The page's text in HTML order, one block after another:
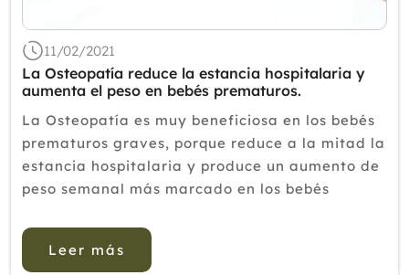
11/02/2021
La Osteopatía reduce la estancia hospitalaria y
aumenta el peso en bebés prematuros.
La Osteopatía es muy beneficiosa en los bebés
prematuros graves, porque reduce a la mitad la
estancia hospitalaria y produce un aumento de
peso semanal más marcado en los bebés
(1). Cuando la salud de un beb&e...
Leer más